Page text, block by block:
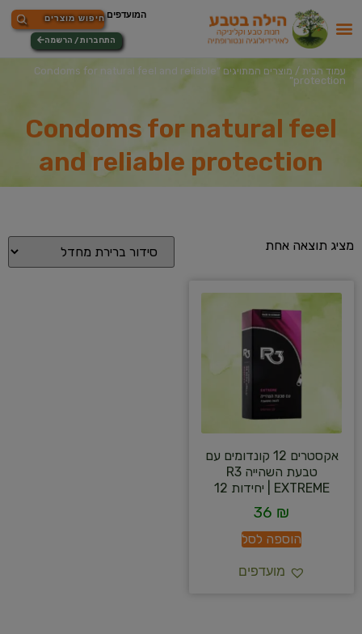
התחברות / הרשמה
עמוד הבית
/ מוצרים המתויגים “Condoms for natural feel and reliable
protection”
Condoms for natural feel
and reliable protection
מציג תוצאה אחת
אקסטרים 12 קונדומים עם
טבעת השהייה R3
EXTREME | יחידות 12
36 ₪
הוספה לסל
מועדפים